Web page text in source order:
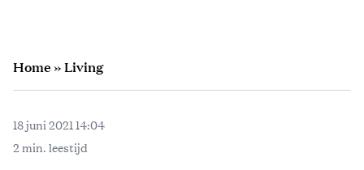
Home»Living
18 juni 2021 14:04
2 min. leestijd